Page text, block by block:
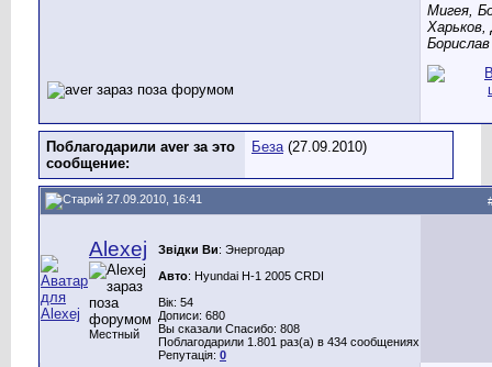
Мигея,
Харьков,
Поблагодарили aver за это
сообщение:
Беза (27.09.2010)
27.09.2010, 16:41
Alexej
Местный
Звідки Ви: Энергодар
Авто: Hyundai H-1 2005 CRDI
Вік: 54
Дописи: 680
Вы сказали Спасибо: 808
Поблагодарили 1.801 раз(а) в 434 сообщениях
Репутація: 0